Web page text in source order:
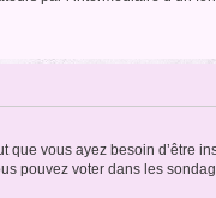
vous ayez besoin d’être
pouvez voter dans les